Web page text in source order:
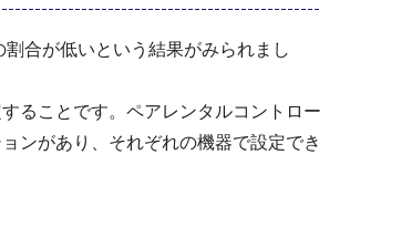
合が低いという結果がみられまし
ることです。ペアレンタルコントロー
ンがあり、それぞれの機器で設定でき